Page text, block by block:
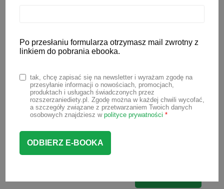
podanie dziecku jajka oraz jednocześnie
dobra okazja na przemycenie sporej
modyfikować składniki i dodawać takie
warzywa, na jakie akurat mamy ochotę.
Do muffinek jajecznych będą pasować
brokuł, szpinak, jarmuż, groszek,
awokado, czy papryka.
Po przesłaniu formularza otrzymasz mail zwrotny z
linkiem do pobrania ebooka.
tak, chcę zapisać się na newsletter i wyrażam zgodę na
przesyłanie informacji o nowościach, promocjach,
produktach i usługach świadczonych przez
rozszerzaniediety.pl. Zgodę można w każdej chwili wycofać,
a szczegóły związane z przetwarzaniem Twoich danych
osobowych znajdziesz w polityce prywatności *